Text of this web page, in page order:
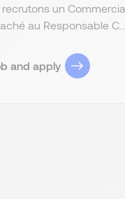
un
au Responsable C...
and apply